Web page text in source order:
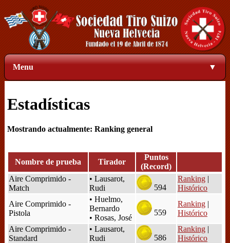
Menu ▼
Estadísticas
Mostrando actualmente: Ranking general
Nombre de prueba Tirador
Puntos
(Record)
Aire Comprimido -
Match
• Lausarot,
Rudi
594
Ranking |
Histórico
Aire Comprimido -
Pistola
• Huelmo,
Bernardo
• Rosas, José
559
Ranking |
Histórico
Aire Comprimido -
Standard
• Lausarot,
Rudi
586
Ranking |
Histórico